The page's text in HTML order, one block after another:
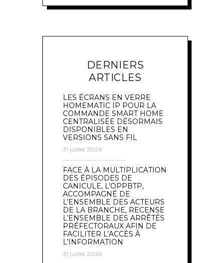
DERNIERS
ARTICLES
LES ÉCRANS EN VERRE
HOMEMATIC IP POUR LA
COMMANDE SMART HOME
CENTRALISÉE DÉSORMAIS
DISPONIBLES EN
VERSIONS SANS FIL
31 juillet 2026
FACE À LA MULTIPLICATION
DES ÉPISODES DE
CANICULE, L’OPPBTP,
ACCOMPAGNÉ DE
L’ENSEMBLE DES ACTEURS
DE LA BRANCHE, RECENSE
L’ENSEMBLE DES ARRÊTÉS
PRÉFECTORAUX AFIN DE
FACILITER L’ACCÈS À
L’INFORMATION
31 juillet 2026